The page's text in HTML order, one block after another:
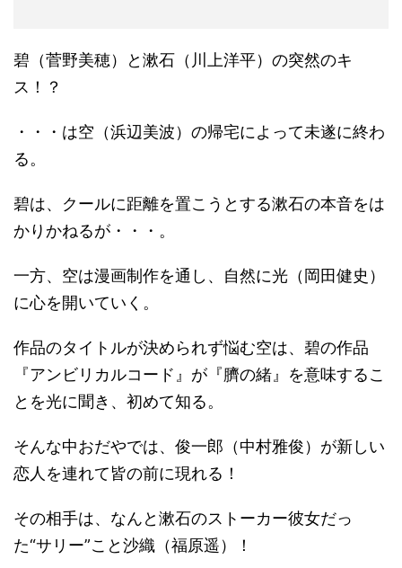
碧（菅野美穂）と漱石（川上洋平）の突然のキ
ス！？
・・・は空（浜辺美波）の帰宅によって未遂に終わ
る。
碧は、クールに距離を置こうとする漱石の本音をは
かりかねるが・・・。
一方、空は漫画制作を通し、自然に光（岡田健史）
に心を開いていく。
作品のタイトルが決められず悩む空は、碧の作品
『アンビリカルコード』が『臍の緒』を意味するこ
とを光に聞き、初めて知る。
そんな中おだやでは、俊一郎（中村雅俊）が新しい
恋人を連れて皆の前に現れる！
その相手は、なんと漱石のストーカー彼女だっ
た“サリー”こと沙織（福原遥）！